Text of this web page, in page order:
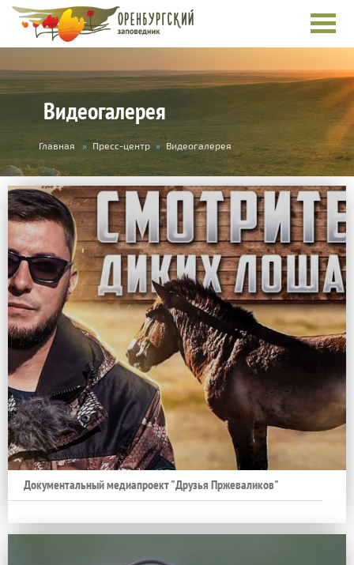
Видеогалерея
Вы
здесь
Главная » Пресс-центр » Видеогалерея
Документальный медиапроект "Друзья Пржеваликов"